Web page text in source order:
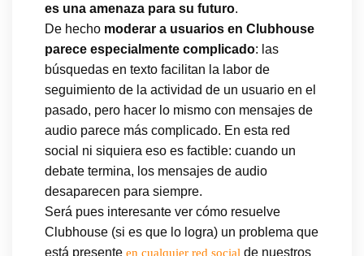
es una amenaza para su futuro.
De hecho moderar a usuarios en Clubhouse
parece especialmente complicado: las
búsquedas en texto facilitan la labor de
seguimiento de la actividad de un usuario en el
pasado, pero hacer lo mismo con mensajes de
audio parece más complicado. En esta red
social ni siquiera eso es factible: cuando un
debate termina, los mensajes de audio
desaparecen para siempre.
Será pues interesante ver cómo resuelve
Clubhouse (si es que lo logra) un problema que
está presente en cualquier red social de nuestros